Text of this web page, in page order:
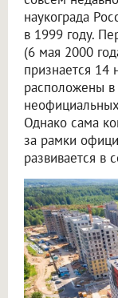
наукограда
в 1999 году.
(6 мая 2000
признается 14
расположены в
Однако сама
за рамки
развивается в